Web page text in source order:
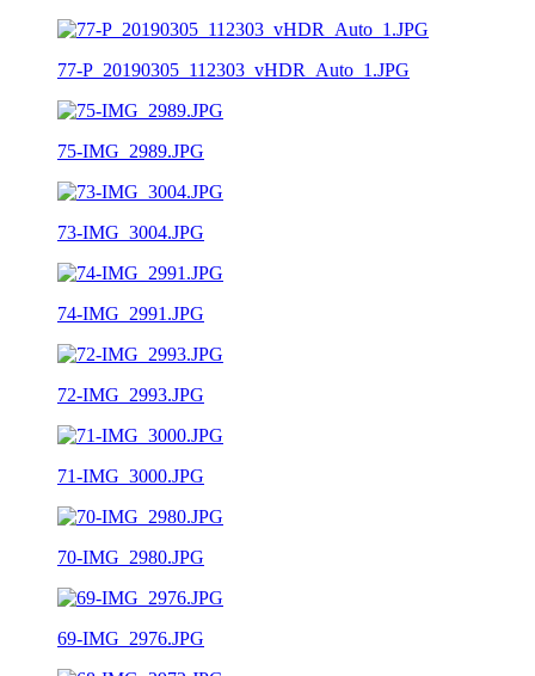
77-P_20190305_112303_vHDR_Auto_1.JPG
75-IMG_2989.JPG
73-IMG_3004.JPG
74-IMG_2991.JPG
72-IMG_2993.JPG
71-IMG_3000.JPG
70-IMG_2980.JPG
69-IMG_2976.JPG